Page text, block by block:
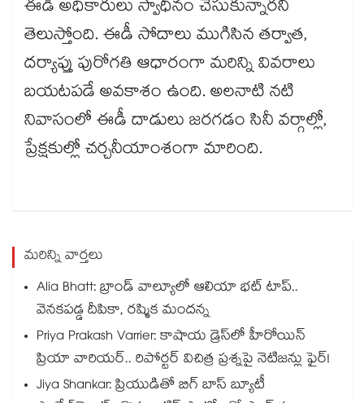
ఈడీ అధికారులు స్వాధీనం చేసుకున్నారని
తెలుస్తోంది. ఈడీ సోదాలు ముగిసిన తర్వాత,
దర్యాప్తు పురోగతి ఆధారంగా మరిన్ని వివరాలు
బయటపడే అవకాశం ఉంది. అలనాటి నటి
నివాసంలో ఈడీ దాడులు జరగడం సినీ వర్గాల్లో,
ప్రేక్షకుల్లో చర్చనీయాంశంగా మారింది.
మరిన్ని వార్తలు
Alia Bhatt: బ్రాండ్ వాల్యూలో ఆలియా భట్ టాప్..
వెనకపడ్డ దీపికా, రష్మిక మందన్న
Priya Prakash Varrier: కాషాయ డ్రెస్⁭లో హీరోయిన్
ప్రియా వారియర్.. రిపోర్టర్ విచిత్ర ప్రశ్నపై నెటిజన్లు ఫైర్!
Jiya Shankar: ప్రియుడితో బిగ్ బాస్ బ్యూటీ